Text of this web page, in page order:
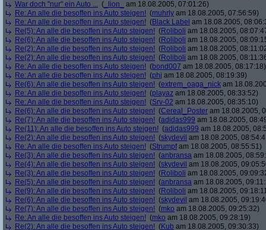
War doch "nur" ein Auto ... ( _lion_
am 18.08.2005, 07:01:26)
Re: An alle die besoffen ins Auto steigen! (muhrly am 18.08.2005, 07:56:59)
Re: An alle die besoffen ins Auto steigen! (Black Label am 18.08.2005,
Re(5): An alle die besoffen ins Auto steigen! (Roliboli am 18.08.2005,
Re(6): An alle die besoffen ins Auto steigen! (Roliboli am 18.08.2005,
Re(2): An alle die besoffen ins Auto steigen! (Roliboli am 18.08.2005,
Re(2): An alle die besoffen ins Auto steigen! (Roliboli am 18.08.2005,
Re: An alle die besoffen ins Auto steigen! (bond007 am 18.08.2005, 08:17:18)
Re: An alle die besoffen ins Auto steigen! (phj am 18.08.2005, 08:19:39)
Re(6): An alle die besoffen ins Auto steigen! (extrem_oaga_nick am
Re: An alle die besoffen ins Auto steigen! (playaz am 18.08.2005, 08:33:52)
Re: An alle die besoffen ins Auto steigen! (Srv-02 am 18.08.2005, 08:35:10)
Re(6): An alle die besoffen ins Auto steigen! (Cereal_Poster am 18.08.2005,
Re(7): An alle die besoffen ins Auto steigen! (adidas999 am 18.08.2005,
Re(11): An alle die besoffen ins Auto steigen! (adidas999 am 18.08.2005,
Re(2): An alle die besoffen ins Auto steigen! (skydevil am 18.08.2005,
Re: An alle die besoffen ins Auto steigen! (Strumpfam 18.08.2005, 08:55:51)
Re(3): An alle die besoffen ins Auto steigen! (anbransa am 18.08.2005,
Re(4): An alle die besoffen ins Auto steigen! (skydevil am 18.08.2005,
Re(3): An alle die besoffen ins Auto steigen! (Roliboli am 18.08.2005,
Re(5): An alle die besoffen ins Auto steigen! (anbransa am 18.08.2005,
Re(9): An alle die besoffen ins Auto steigen! (Roliboli am 18.08.2005,
Re(6): An alle die besoffen ins Auto steigen! (skydevil am 18.08.2005,
Re(7): An alle die besoffen ins Auto steigen! (mko am 18.08.2005, 09:25:32)
Re: An alle die besoffen ins Auto steigen! (mko am 18.08.2005, 09:28:19)
Re(2): An alle die besoffen ins Auto steigen! (Kub am 18.08.2005, 09:30:33)